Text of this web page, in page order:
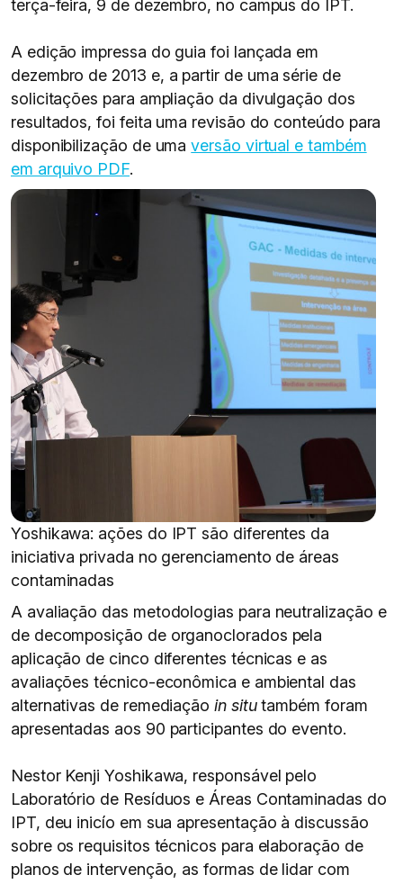
terça-feira, 9 de dezembro, no campus do IPT.
A edição impressa do guia foi lançada em
dezembro de 2013 e, a partir de uma série de
solicitações para ampliação da divulgação dos
resultados, foi feita uma revisão do conteúdo para
disponibilização de umaversão virtual e também
em arquivo PDF.
Yoshikawa: ações do IPT são diferentes da
iniciativa privada no gerenciamento de áreas
contaminadas
A avaliação das metodologias para neutralização e
de decomposição de organoclorados pela
aplicação de cinco diferentes técnicas e as
avaliações técnico-econômica e ambiental das
alternativas de remediaçãoin situtambém foram
apresentadas aos 90 participantes do evento.
Nestor Kenji Yoshikawa, responsável pelo
Laboratório de Resíduos e Áreas Contaminadas do
IPT, deu inicío em sua apresentação à discussão
sobre os requisitos técnicos para elaboração de
planos de intervenção, as formas de lidar com